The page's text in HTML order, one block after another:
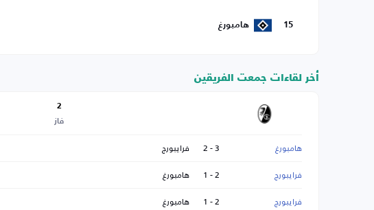
15 هامبورغ
أخر لقاءات جمعت الفريقين
2
فاز
هامبورغ 3 - 2 فرايبورج
فرايبورج
2 - 1 هامبورغ
فرايبورج
2 - 1 هامبورغ